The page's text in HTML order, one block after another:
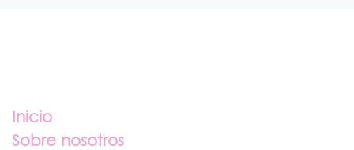
Inicio
Sobre nosotros